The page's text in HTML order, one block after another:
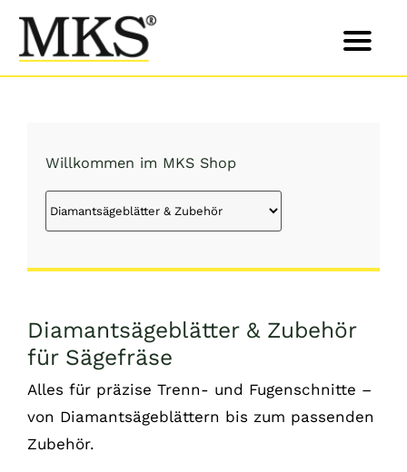
Diamantsägeblätter & Zubehör
für Sägefräse
Alles für präzise Trenn- und Fugenschnitte –
von Diamantsägeblättern bis zum passenden
Zubehör.
Willkommen im MKS Shop